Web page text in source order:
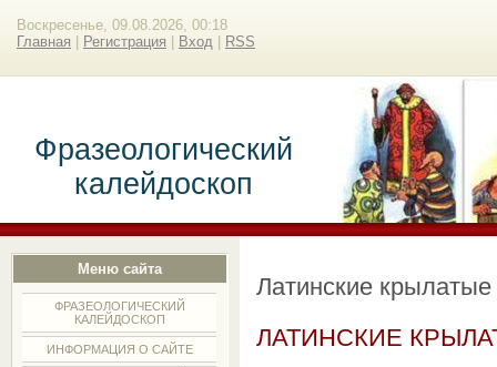
Воскресенье, 09.08.2026, 00:18
Главная
Регистрация Вход RSS
Фразеологический
калейдоскоп
Меню сайта
ФРАЗЕОЛОГИЧЕСКИЙ
КАЛЕЙДОСКОП
ИНФОРМАЦИЯ О САЙТЕ
Латинские
ЛАТИНСКИЕ